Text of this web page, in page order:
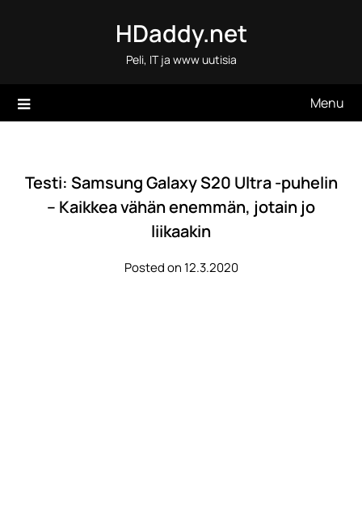
HDaddy.net
Peli, IT ja www uutisia
Menu
Testi: Samsung Galaxy S20 Ultra -puhelin
– Kaikkea vähän enemmän, jotain jo
liikaakin
Posted on 12.3.2020